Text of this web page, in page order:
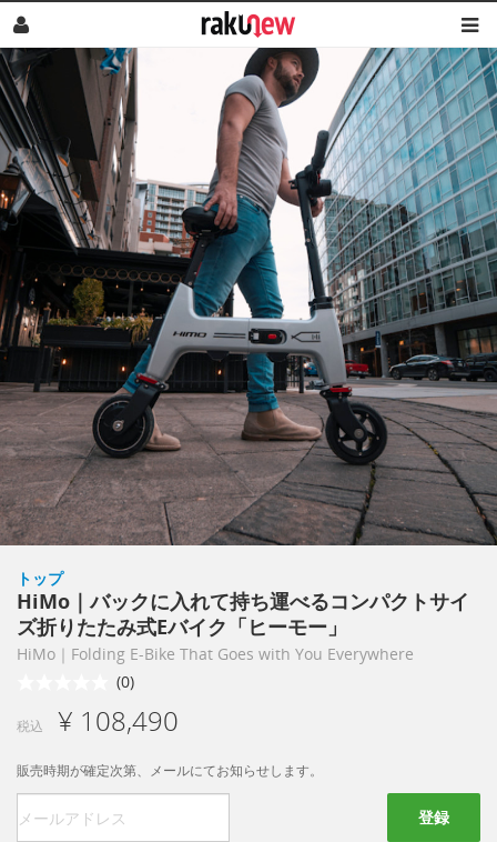
トップ
HiMo｜バックに入れて持ち運べるコンパクトサイ
ズ折りたたみ式Eバイク「ヒーモー」
HiMo｜Folding E-Bike That Goes with You Everywhere
(0)
税込 ¥ 108,490
販売時期が確定次第、メールにてお知らせします。
登録